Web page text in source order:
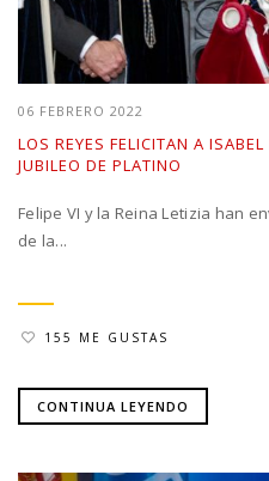
06 FEBRERO 2022
LOS REYES FELICITAN A
JUBILEO DE PLATINO
Felipe VI y la Reina Letizia han
de la...
155 ME GUSTAS
CONTINUA LEYENDO